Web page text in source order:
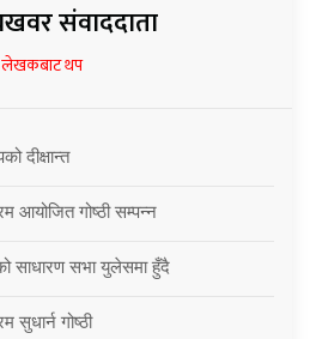
संवाददाता
लेखकबाट थप
दीक्षान्त
आयोजित गोष्ठी सम्पन्न
साधारण सभा युलेसमा हुँदै
सुधार्न गोष्ठी